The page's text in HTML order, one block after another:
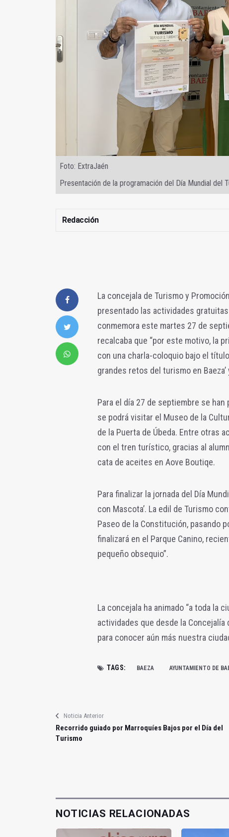
Foto: ExtraJaén
Presentación de la programación del Día Mundial del
Redacción
La concejala de Turismo y
presentado las actividades
conmemora este martes 27 de
recalcaba que “por este motivo, la
con una charla-coloquio bajo el
grandes retos del turismo en
Para el día 27 de septiembre se
se podrá visitar el Museo de la
de la Puerta de Úbeda. Entre otras
con el tren turístico, gracias al
cata de aceites en Aove Boutiqe.
Para finalizar la jornada del Día
con Mascota’. La edil de Turismo
Paseo de la Constitución, pasando
finalizará en el Parque Canino,
pequeño obsequio”.
La concejala ha animado “a toda la
actividades que desde la
para conocer aún más nuestra
TAGS: BAEZA AYUNTAMIENTO DE
Noticia Anterior
Recorrido guiado por Marroquíes Bajos por el Día del
Turismo
NOTICIAS RELACIONADAS